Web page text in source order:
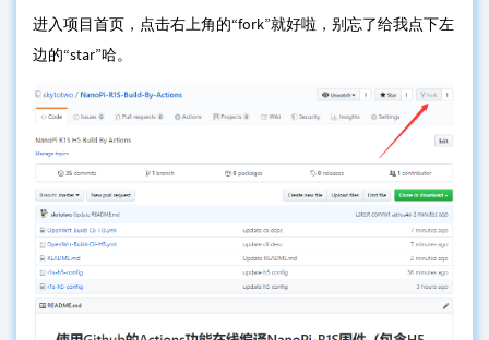
进入项目首页，点击右上角的“fork”就好啦，别忘了给我点下左
边的“star”哈。